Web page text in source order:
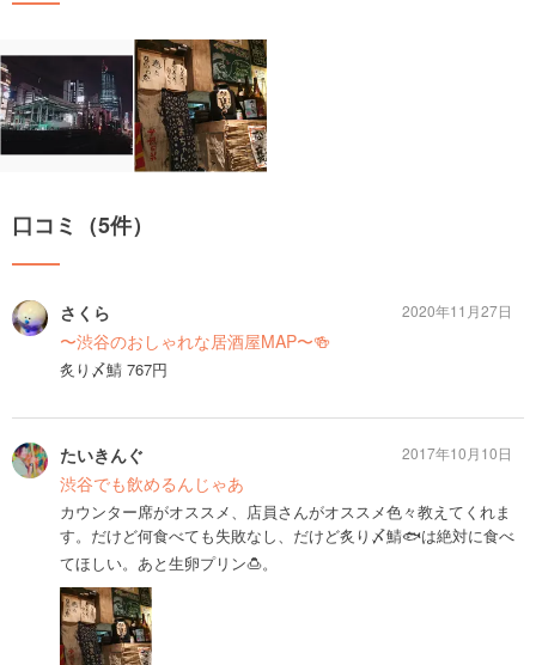
口コミ（5件）
さくら
〜渋谷のおしゃれな居酒屋MAP〜🍻
炙り〆鯖 767円
2020年11月27日
たいきんぐ
渋谷でも飲めるんじゃあ
カウンター席がオススメ、店員さんがオススメ色々教えてくれま
す。だけど何食べても失敗なし、だけど炙り〆鯖🐟は絶対に食べ
てほしい。あと生卵プリン🍮。
2017年10月10日